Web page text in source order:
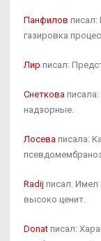
Панфилов писал:
газировка
Лир писал:
Снеткова
надзорные.
Лосева писала:
Radij писал: Имел
высоко ценит.
Donat писал: